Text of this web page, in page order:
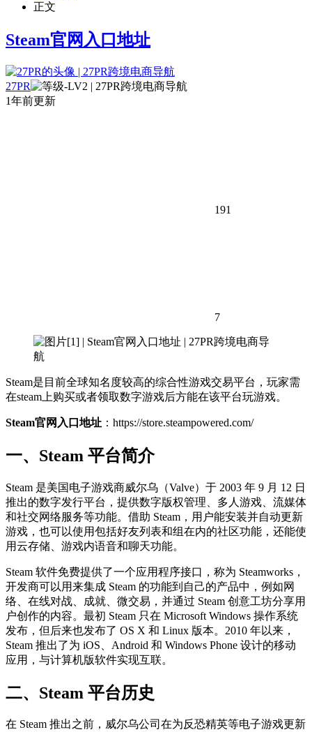
正文
Steam官网入口地址
27PR
1年前更新
191
7
Steam是目前全球知名度较高的综合性游戏交易平台，玩家需
在steam上购买或者领取数字游戏后方能在该平台玩游戏。
Steam官网入口地址 ：https://store.steampowered.com/
一、Steam 平台简介
Steam 是美国电子游戏商威尔乌（Valve）于 2003 年 9 月 12 日
推出的数字发行平台，提供数字版权管理、多人游戏、流媒体
和社交网络服务等功能。借助 Steam，用户能安装并自动更新
游戏，也可以使用包括好友列表和组在内的社区功能，还能使
用云存储、游戏内语音和聊天功能。
Steam 软件免费提供了一个应用程序接口，称为 Steamworks，
开发商可以用来集成 Steam 的功能到自己的产品中，例如网
络、在线对战、成就、微交易，并通过 Steam 创意工坊分享用
户创作的内容。最初 Steam 只在 Microsoft Windows 操作系统
发布，但后来也发布了 OS X 和 Linux 版本。2010 年以来，
Steam 推出了为 iOS、Android 和 Windows Phone 设计的移动
应用，与计算机版软件实现互联。
二、Steam 平台历史
在 Steam 推出之前，威尔乌公司在为反恐精英等电子游戏更新